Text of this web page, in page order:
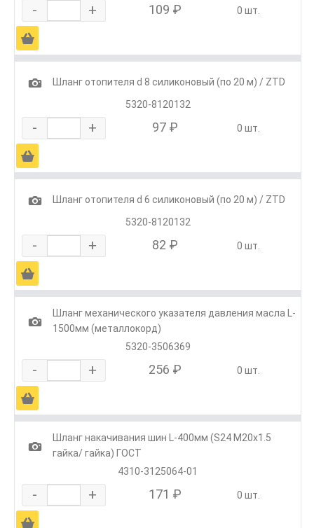
- + 109 ₽ 0 шт.
Ä
1
Шланг отопителя d 8 силиконовый (по 20 м) / ZTD
5320-8120132
- + 97 ₽ 0 шт.
Ä
1
Шланг отопителя d 6 силиконовый (по 20 м) / ZTD
5320-8120132
- + 82 ₽ 0 шт.
Ä
1
Шланг механического указателя давления масла L-
1500мм (металлокорд)
5320-3506369
- + 256 ₽ 0 шт.
Ä
1
Шланг накачивания шин L-400мм (S24 М20х1.5
гайка/ гайка) ГОСТ
4310-3125064-01
- + 171 ₽ 0 шт.
Ä